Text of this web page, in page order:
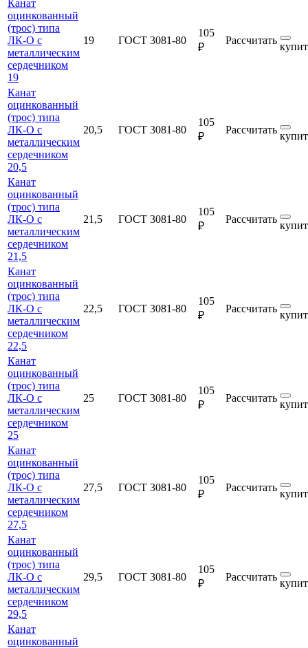
Канат
оцинкованный
(трос) типа
ЛК-О с
металлическим
сердечником
19
19 ГОСТ 3081-80
105
₽
Рассчитать
Канат
оцинкованный
(трос) типа
ЛК-О с
металлическим
сердечником
20,5
20,5 ГОСТ 3081-80
105
₽
Рассчитать
Канат
оцинкованный
(трос) типа
ЛК-О с
металлическим
сердечником
21,5
21,5 ГОСТ 3081-80
105
₽
Рассчитать
Канат
оцинкованный
(трос) типа
ЛК-О с
металлическим
сердечником
22,5
22,5 ГОСТ 3081-80
105
₽
Рассчитать
Канат
оцинкованный
(трос) типа
ЛК-О с
металлическим
сердечником
25
25 ГОСТ 3081-80
105
₽
Рассчитать
Канат
оцинкованный
(трос) типа
ЛК-О с
металлическим
сердечником
27,5
27,5 ГОСТ 3081-80
105
₽
Рассчитать
Канат
оцинкованный
(трос) типа
ЛК-О с
металлическим
сердечником
29,5
29,5 ГОСТ 3081-80
105
₽
Рассчитать
Канат
оцинкованный